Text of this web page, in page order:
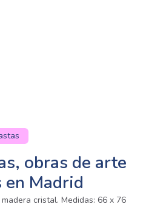
obras de arte
Madrid
cristal. Medidas: 66 x 76